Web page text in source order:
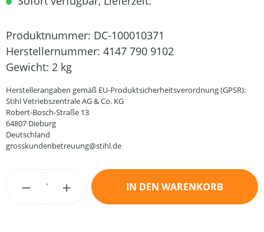
Produktnummer: DC-100010371
Herstellernummer: 4147 790 9102
Gewicht: 2 kg
Herstellerangaben gemäß EU-Produktsicherheitsverordnung (GPSR):
Stihl Vetriebszentrale AG & Co. KG
Robert-Bosch-Straße 13
64807 Dieburg
Deutschland
grosskundenbetreuung@stihl.de
Produkt Anzahl: Gib den gewünschten
IN DEN WARENKORB